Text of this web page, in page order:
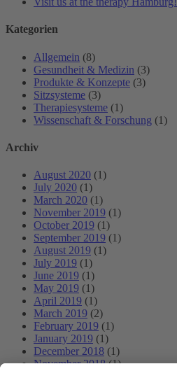
Kategorien
Allgemein (8)
Gesundheit & Medizin (3)
Produkte & Konzepte (3)
Sitzsysteme (3)
Therapiesysteme (1)
Wissenschaft & Forschung (1)
Archiv
August 2020 (1)
July 2020 (1)
March 2020 (1)
November 2019 (1)
October 2019 (1)
September 2019 (1)
August 2019 (1)
July 2019 (1)
June 2019 (1)
May 2019 (1)
April 2019 (1)
March 2019 (2)
February 2019 (1)
January 2019 (1)
December 2018 (1)
November 2018(1)